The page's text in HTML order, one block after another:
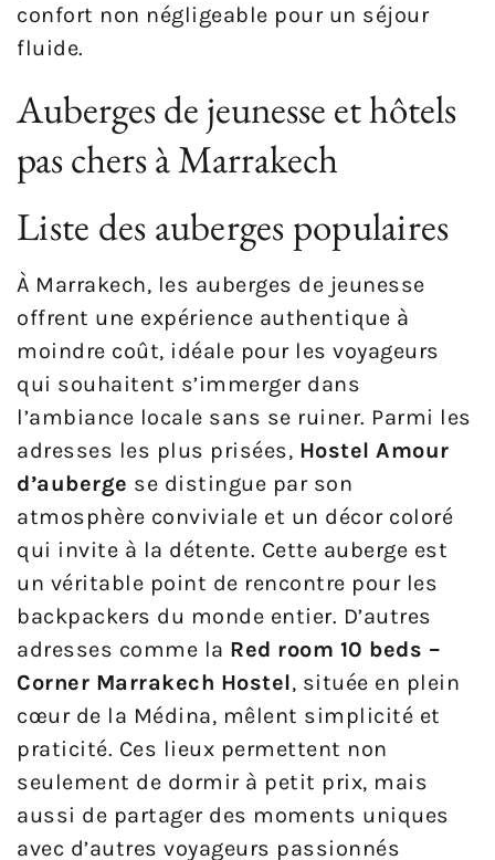
confort non négligeable pour un séjour
fluide.
Auberges de jeunesse et hôtels
pas chers à Marrakech
Liste des auberges populaires
À Marrakech, les auberges de jeunesse
offrent une expérience authentique à
moindre coût, idéale pour les voyageurs
qui souhaitent s’immerger dans
l’ambiance locale sans se ruiner. Parmi les
adresses les plus prisées, Hostel Amour
d’auberge se distingue par son
atmosphère conviviale et un décor coloré
qui invite à la détente. Cette auberge est
un véritable point de rencontre pour les
backpackers du monde entier. D’autres
adresses comme la Red room 10 beds –
Corner Marrakech Hostel, située en plein
cœur de la Médina, mêlent simplicité et
praticité. Ces lieux permettent non
seulement de dormir à petit prix, mais
aussi de partager des moments uniques
avec d’autres voyageurs passionnés